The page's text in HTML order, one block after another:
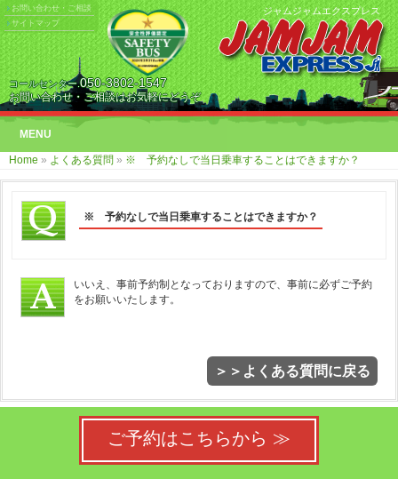
ジャムジャムエクスプレス
コールセンター.050-3802-1547
お問い合わせ・ご相談はお気軽にどうぞ
お問い合わせ・ご相談
サイトマップ
MENU
Home » よくある質問 » ※ 予約なしで当日乗車することはできますか？
※ 予約なしで当日乗車することはできますか？
いいえ、事前予約制となっておりますので、事前に必ずご予約
をお願いいたします。
＞＞よくある質問に戻る
ご予約はこちらから ≫